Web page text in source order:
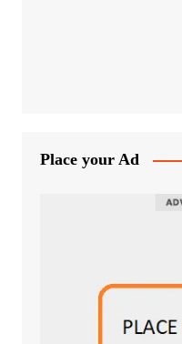
Place your Ad